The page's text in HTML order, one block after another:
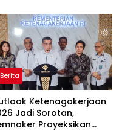
Berita
Ketenagakerjaan
Jadi Sorotan,
Proyeksikan